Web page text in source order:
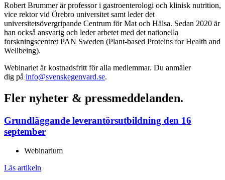
Robert Brummer är professor i gastroenterologi och klinisk nutrition,
vice rektor vid Örebro universitet samt leder det
universitetsövergripande Centrum för Mat och Hälsa. Sedan 2020 är
han också ansvarig och leder arbetet med det nationella
forskningscentret PAN Sweden (Plant-based Proteins for Health and
Wellbeing).
Webinariet är kostnadsfritt för alla medlemmar. Du anmäler
dig på info@svenskegenvard.se.
Fler nyheter & pressmeddelanden.
Grundläggande leverantörsutbildning den 16
september
Webinarium
Läs artikeln